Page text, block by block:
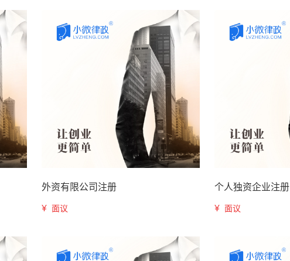
外资有限公司注册
¥ 面议
个人独资企业注册
¥ 面议